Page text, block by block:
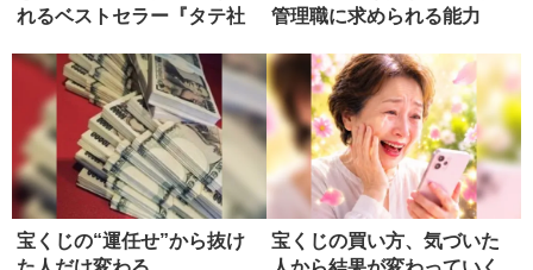
れるベストセラー『タテ社
管理職に求められる能力
宝くじの“運任せ”から抜け
宝くじの買い方、気づいた